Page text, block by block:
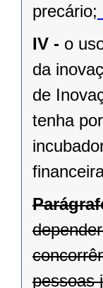
precário;
IV - o
da
de
tenha
pessoas